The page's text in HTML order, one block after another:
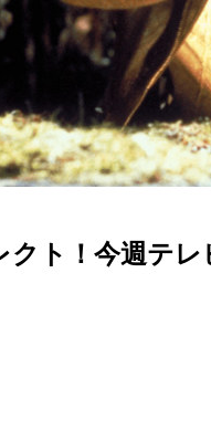
クト！今週テ